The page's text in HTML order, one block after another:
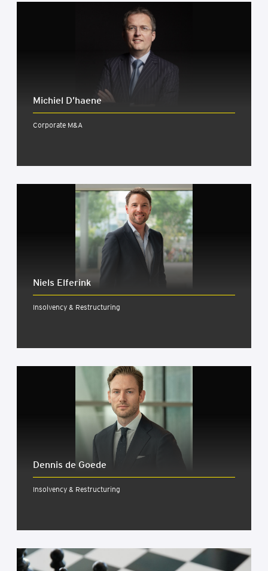
Michiel D’haene
Corporate M&A
Niels Elferink
Insolvency & Restructuring
Dennis de Goede
Insolvency & Restructuring